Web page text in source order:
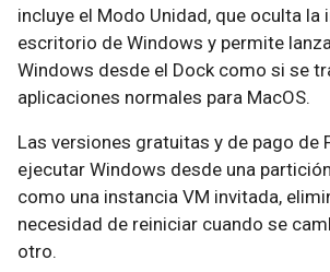
incluye el Modo Unidad, que oculta la
escritorio de Windows y permite
Windows desde el Dock como si se
aplicaciones normales para MacOS.
Las versiones gratuitas y de pago de
ejecutar Windows desde una
como una instancia VM invitada,
necesidad de reiniciar cuando se
otro.